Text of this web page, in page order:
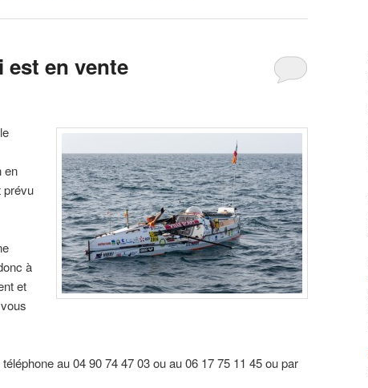
est en vente
en
prévu
à
et
au 04 90 74 47 03 ou au 06 17 75 11 45 ou par